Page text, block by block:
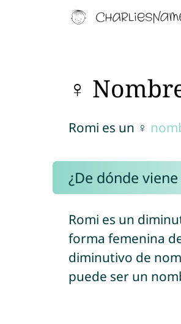
♀
Romi es un ♀
¿De dónde
Romi es un
forma femenina
diminutivo de
puede ser un